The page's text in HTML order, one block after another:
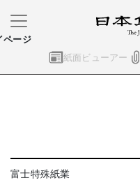
紙面ビューアー
ページ
富士特殊紙業